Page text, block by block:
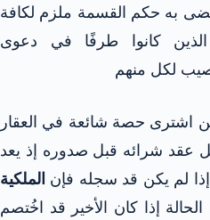
به حكم القسمة ملزم لكافة
الذين كانوا طرفًا في دعوى
لكل منهم
اشترى حصة شائعة في العقار
عقد شرائه قبل صدوره إذ يعد
لم يكن قد سجله فإن الملكية
إذا كان الأخير قد اخُتصم